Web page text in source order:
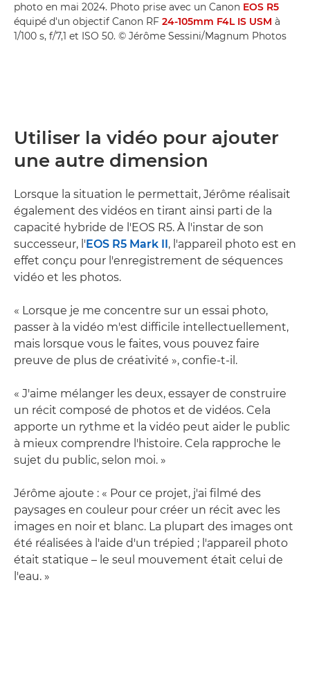
photo en mai 2024. Photo prise avec un Canon EOS R5
équipé d'un objectif Canon RF 24-105mm F4L IS USM à
1/100 s, f/7,1 et ISO 50. © Jérôme Sessini/Magnum Photos
Utiliser la vidéo pour ajouter
une autre dimension
Lorsque la situation le permettait, Jérôme réalisait
également des vidéos en tirant ainsi parti de la
capacité hybride de l'EOS R5. À l'instar de son
successeur, l' EOS R5 Mark II , l'appareil photo est en
effet conçu pour l'enregistrement de séquences
vidéo et les photos.
« Lorsque je me concentre sur un essai photo,
passer à la vidéo m'est difficile intellectuellement,
mais lorsque vous le faites, vous pouvez faire
preuve de plus de créativité », confie-t-il.
« J'aime mélanger les deux, essayer de construire
un récit composé de photos et de vidéos. Cela
apporte un rythme et la vidéo peut aider le public
à mieux comprendre l'histoire. Cela rapproche le
sujet du public, selon moi. »
Jérôme ajoute : « Pour ce projet, j'ai filmé des
paysages en couleur pour créer un récit avec les
images en noir et blanc. La plupart des images ont
été réalisées à l'aide d'un trépied ; l'appareil photo
était statique – le seul mouvement était celui de
l'eau. »